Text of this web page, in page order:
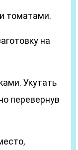
томатами.
на
Укутать
перевернув